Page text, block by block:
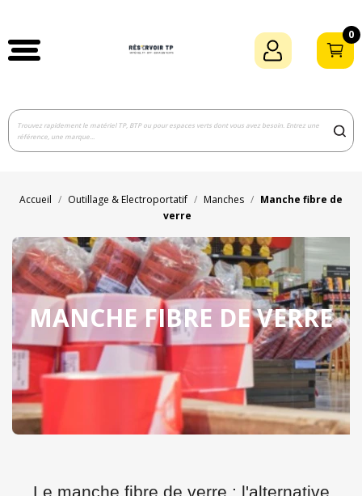
0
Accueil Outillage & Electroportatif Manches
Manche fibre de
verre
MANCHE FIBRE DE VERRE